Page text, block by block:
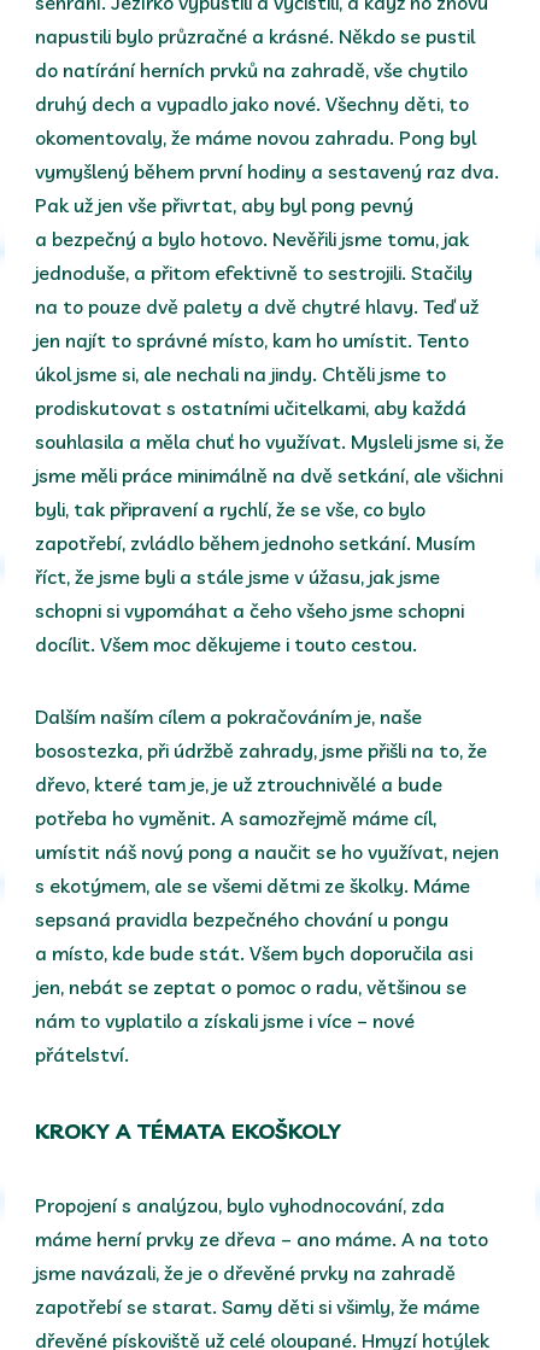
napustili bylo průzračné a krásné. Někdo se pustil
do natírání herních prvků na zahradě, vše chytilo
druhý dech a vypadlo jako nové. Všechny děti, to
okomentovaly, že máme novou zahradu. Pong byl
vymyšlený během první hodiny a sestavený raz dva.
Pak už jen vše přivrtat, aby byl pong pevný
a bezpečný a bylo hotovo. Nevěřili jsme tomu, jak
jednoduše, a přitom efektivně to sestrojili. Stačily
na to pouze dvě palety a dvě chytré hlavy. Teď už
jen najít to správné místo, kam ho umístit. Tento
úkol jsme si, ale nechali na jindy. Chtěli jsme to
prodiskutovat s ostatními učitelkami, aby každá
souhlasila a měla chuť ho využívat. Mysleli jsme si, že
jsme měli práce minimálně na dvě setkání, ale všichni
byli, tak připravení a rychlí, že se vše, co bylo
zapotřebí, zvládlo během jednoho setkání. Musím
říct, že jsme byli a stále jsme v úžasu, jak jsme
schopni si vypomáhat a čeho všeho jsme schopni
docílit. Všem moc děkujeme i touto cestou.
Dalším naším cílem a pokračováním je, naše
bosostezka, při údržbě zahrady, jsme přišli na to, že
dřevo, které tam je, je už ztrouchnivělé a bude
potřeba ho vyměnit. A samozřejmě máme cíl,
umístit náš nový pong a naučit se ho využívat, nejen
s ekotýmem, ale se všemi dětmi ze školky. Máme
sepsaná pravidla bezpečného chování u pongu
a místo, kde bude stát. Všem bych doporučila asi
jen, nebát se zeptat o pomoc o radu, většinou se
nám to vyplatilo a získali jsme i více – nové
přátelství.
KROKY A TÉMATA EKOŠKOLY
Propojení s analýzou, bylo vyhodnocování, zda
máme herní prvky ze dřeva – ano máme. A na toto
jsme navázali, že je o dřevěné prvky na zahradě
zapotřebí se starat. Samy děti si všimly, že máme
dřevěné pískoviště už celé oloupané. Hmyzí hotýlek